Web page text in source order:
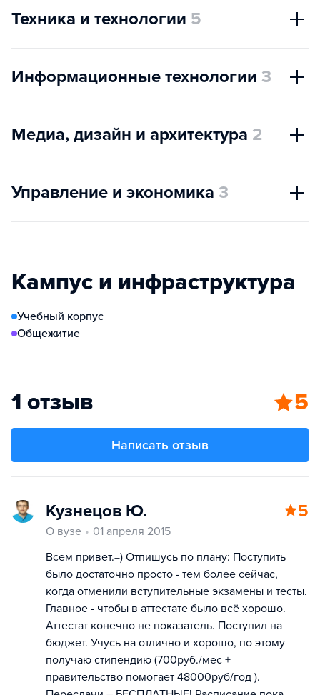
Техника и технологии 5
Информационные технологии 3
Медиа, дизайн и архитектура 2
Управление и экономика 3
Кампус и инфраструктура
Учебный корпус
Общежитие
1 отзыв 5
Написать отзыв
Кузнецов Ю. 5
О вузе
01 апреля 2015
Всем привет.=) Отпишусь по плану: Поступить
было достаточно просто - тем более сейчас,
когда отменили вступительные экзамены и тесты.
Главное - чтобы в аттестате было всё хорошо.
Аттестат конечно не показатель. Поступил на
бюджет. Учусь на отлично и хорошо, по этому
получаю стипендию (700руб./мес +
правительство помогает 48000руб/год ).